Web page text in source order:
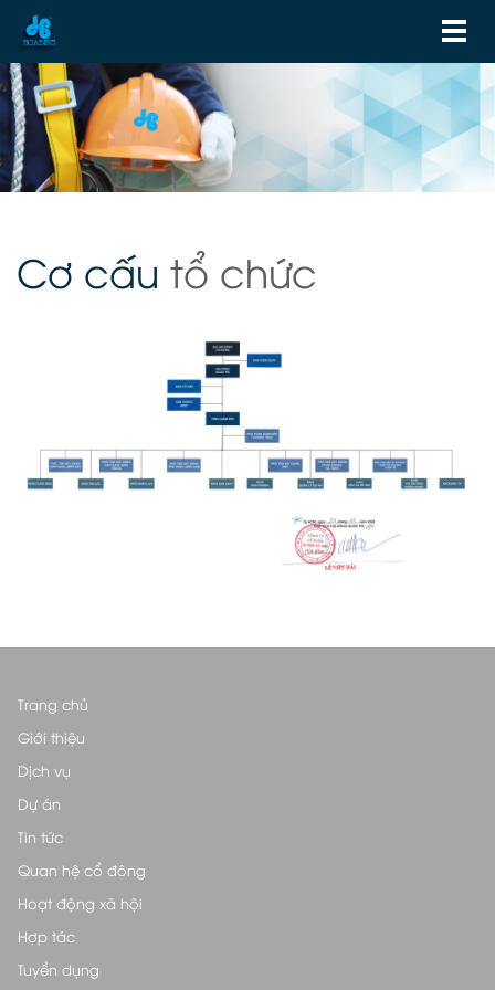
Cơ cấu tổ chức
Trang chủ
Giới thiệu
Dịch vụ
Dự án
Tin tức
Quan hệ cổ đông
Hoạt động xã hội
Hợp tác
Tuyển dụng